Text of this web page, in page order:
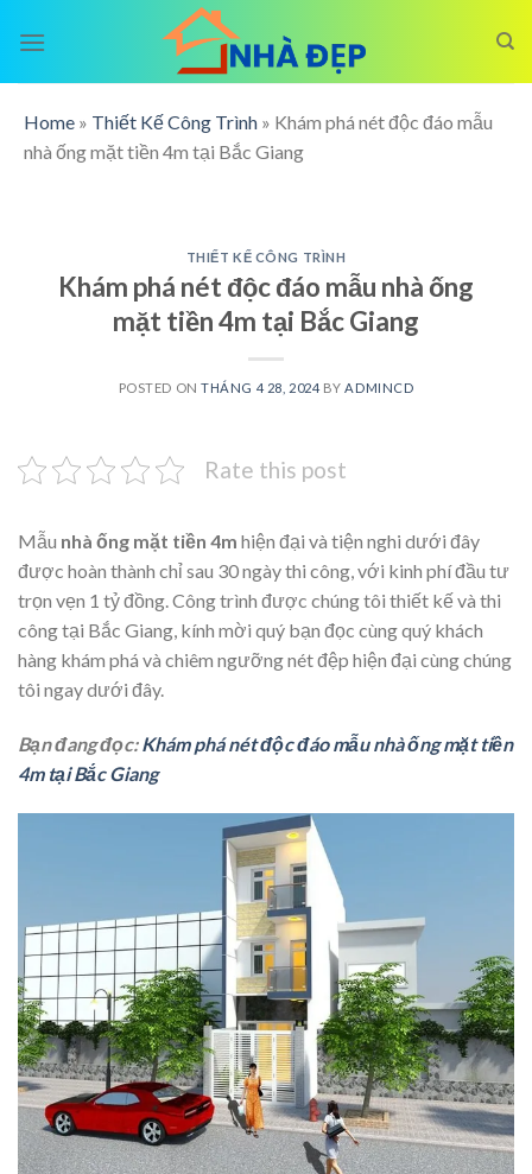
Home » Thiết Kế Công Trình » Khám phá nét độc đáo mẫu
nhà ống mặt tiền 4m tại Bắc Giang
THIẾT KẾ CÔNG TRÌNH
Khám phá nét độc đáo mẫu nhà ống
mặt tiền 4m tại Bắc Giang
POSTED ONTHÁNG 4 28, 2024 BYADMINCD
Rate this post
Mẫu nhà ống mặt tiền 4m hiện đại và tiện nghi dưới đây
được hoàn thành chỉ sau 30 ngày thi công, với kinh phí đầu tư
trọn vẹn 1 tỷ đồng. Công trình được chúng tôi thiết kế và thi
công tại Bắc Giang, kính mời quý bạn đọc cùng quý khách
hàng khám phá và chiêm ngưỡng nét đệp hiện đại cùng chúng
tôi ngay dưới đây.
Bạn đang đọc:Khám phá nét độc đáo mẫu nhà ống mặt tiền
4m tại Bắc Giang